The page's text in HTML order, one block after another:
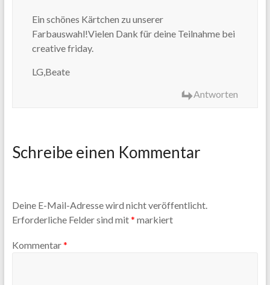
Ein schönes Kärtchen zu unserer
Farbauswahl!Vielen Dank für deine Teilnahme bei
creative friday.
LG,Beate
Antworten
Schreibe einen Kommentar
Deine E-Mail-Adresse wird nicht veröffentlicht.
Erforderliche Felder sind mit* markiert
Kommentar*